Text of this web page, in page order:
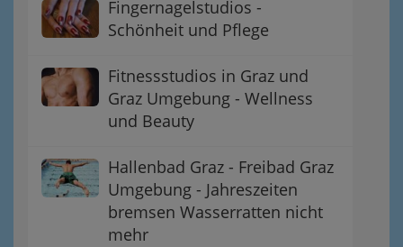
Fingernagelstudios -
Schönheit und Pflege
Fitnessstudios in Graz und
Graz Umgebung - Wellness
und Beauty
Hallenbad Graz - Freibad Graz
Umgebung - Jahreszeiten
bremsen Wasserratten nicht
mehr